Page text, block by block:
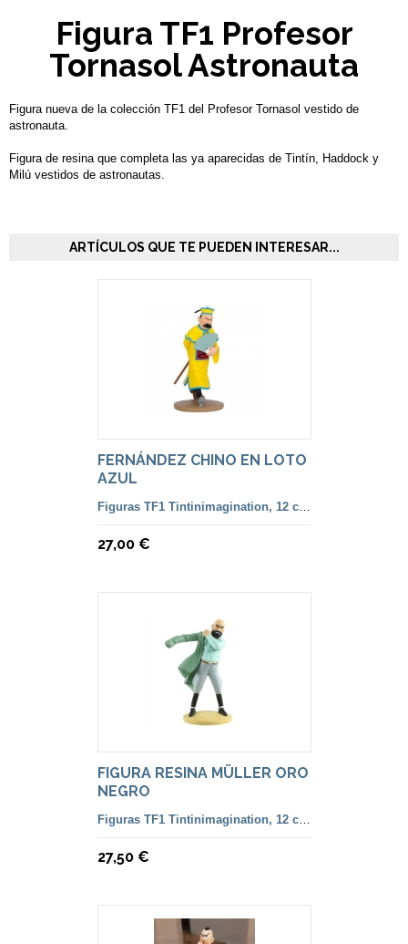
Figura TF1 Profesor
Tornasol Astronauta
Figura nueva de la colección TF1 del Profesor Tornasol vestido de
astronauta.
Figura de resina que completa las ya aparecidas de Tintín, Haddock y
Milú vestidos de astronautas.
ARTÍCULOS QUE TE PUEDEN INTERESAR...
FERNÁNDEZ CHINO EN LOTO
AZUL
Figuras TF1 Tintinimagination, 12 cm. color y francesa
27,00 €
FIGURA RESINA MÜLLER ORO
NEGRO
Figuras TF1 Tintinimagination, 12 cm. color y francesa
27,50 €